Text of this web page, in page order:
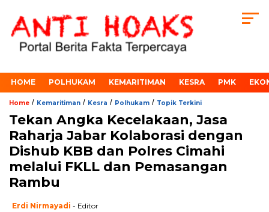
HOME POLHUKAM KEMARITIMAN KESRA PMK
Home / Kemaritiman / Kesra / Polhukam / Topik Terkini
Tekan Angka Kecelakaan, Jasa
Raharja Jabar Kolaborasi dengan
Dishub KBB dan Polres Cimahi
melalui FKLL dan Pemasangan
Rambu
Erdi Nirmayadi - Editor